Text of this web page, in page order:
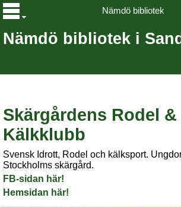
Nämdö bibliotek i Sand
Nämdö bibliotek
Skärgårdens Rodel &
Kälkklubb
Svensk Idrott, Rodel och kälksport.
Stockholms skärgård.
FB-sidan här!
Hemsidan här!